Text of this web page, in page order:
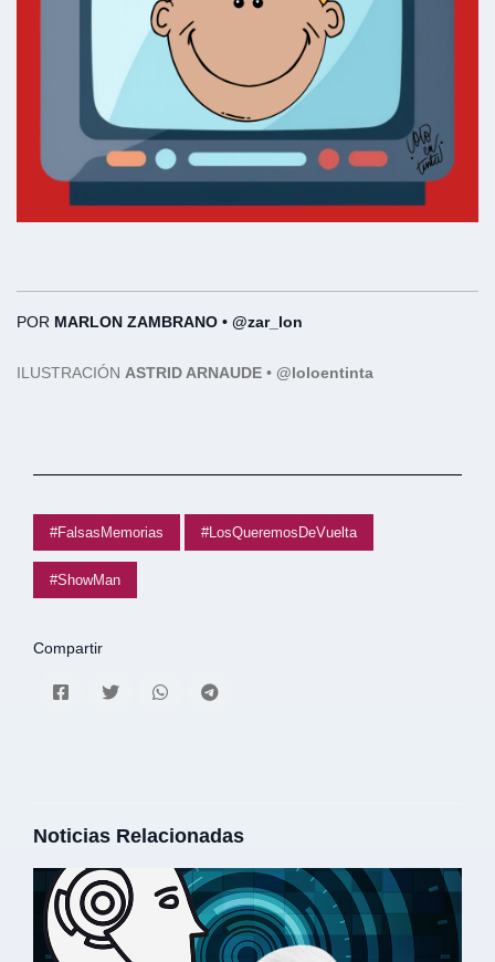
POR MARLON ZAMBRANO • @zar_lon
ILUSTRACIÓN ASTRID ARNAUDE • @loloentinta
#FalsasMemorias #LosQueremosDeVuelta
#ShowMan
Compartir
Noticias Relacionadas